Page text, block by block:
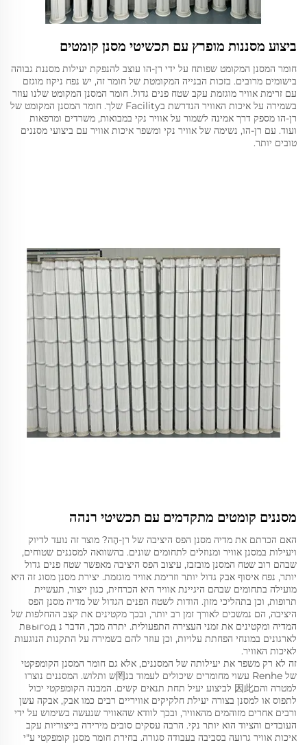
ביצוע מסננות מופרץ עם תכשיטי מסנן קומטים
חומר המסנן המקומט שפותח על ידי רן-הו עוצב להנפקת יעילות מסננת גבוהה
בישומים מרובים. בזכות הבנייה המקומטת של חומר זה, יש נפח ניקוז מוגזם
עם זרימת אוויר מוגזמת עקב שטח פנים גדול. חומר המסנן המקומט שלנו עוזר
בשמירה על איכות האוויר הנדרשת בFacility שלך. חומר המסנן המקומט של
רן-הו מספק דרך אמינה לשמור על אוויר נקי במבואות, משרדים ומרפאות
ועוד. עם רן-הו, נשימה של אוויר נקי ומשפר איכות אוויר עם ביצועי מסננים
טובים יותר.
מסננים קומטים מתקדמים עם תכשיטי רנהה
האם הכרתם את מדיה מסנן הפס היציבה של רן-הֶה? מוצר זה נועד לדיוק
ויעילות במסנן אוויר ומנוזלים לתחומים שונים. בהשוואה למסננים שטוחים,
שבהם רוב שטח המסנן מובזבז, עיצוב הפס היציבה מאפשר שטח פנים גדול
יותר, נפח איסוף אבק גדול יותר וזרימת אוויר מוגזמת. יצירת מסנן מסוג זה היא
מועילה בתחומים שבהם היגיינת אוויר היא הכרחית, כגון ייצור, תעשיית
תרופות, וכן בתהליכי מזון. הודות לשטח הפנים הגדול של מדיה מסנן הפס
היציבה, הם נמשכים לאורך זמן רב יותר, ובכך מקטינים את קצב ההחלפות של
המדיה ומקטינים את זמני העצירה התפעולית. יתרה מכך, הדבר נ выгодת
לארגונים במונחי הפחתת עלויות, וכן עוזר להם בשמירה על התקנות הנוגעות
לאיכות האוויר.
זה לא רק משפר את יעילותה של המסננים, אלא גם חומר המסנן הקומפקטי
של Renhe עשוי מחומרים שיכולים לעמוד בנ罔ש ותלוש. המסננים נוצרו
למטרה והם因此 לביצוע יעיל תחת תנאים קשים. המבנה הקומפקטי יכול
לתפוס או למסנן בצורה יעילת חלקיקים אוויריים רבים כמו אבק, אבקה עשן
ורבים אחרים מזוהמים מהאוויר, ובכך לוודא שהאוויר שנעשה בשימוש על ידי
העובדים והציוד הוא יותר נקי. הרבה עסקים סובים מירידה בייצוריות עקב
איכות אוויר גרועה בסביבה בעבודה סגורה. בחירת חומר מסנן קומפקטי ע"י